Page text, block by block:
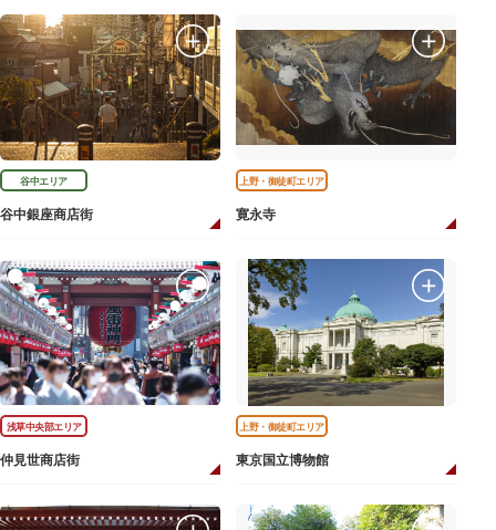
谷中エリア
谷中銀座商店街
上野・御徒町エリア
寛永寺
浅草中央部エリア
仲見世商店街
上野・御徒町エリア
東京国立博物館